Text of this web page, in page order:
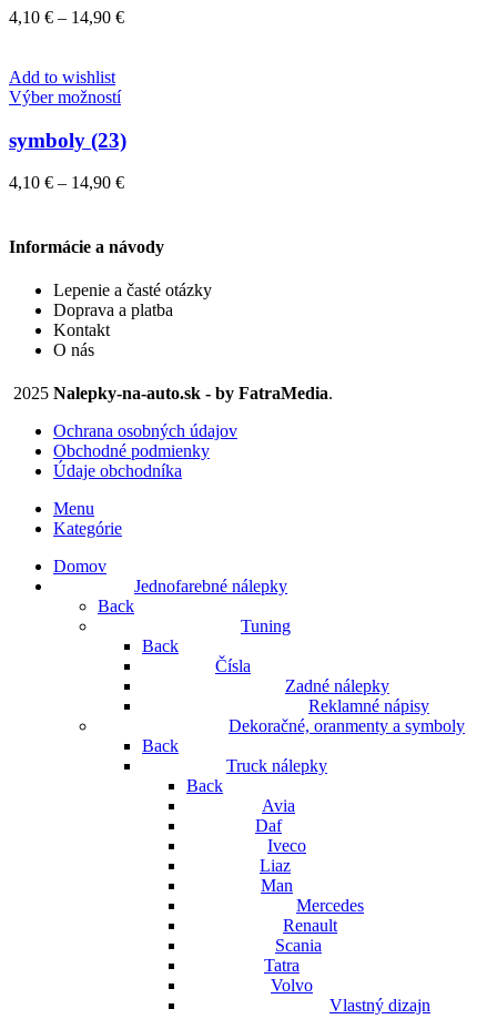
variantov.
vybrať
na
stránke
produktu.
4,10 € – 14,90 €Price
Add to wishlist
Výber možnostíTento
má
viacero
variantov.
vybrať
stránke
produktu.
symboly (23)
4,10 € – 14,90 €Price
through
14,90 €
Informácie a návody
Lepenie a časté otázky
Doprava a platba
Kontakt
O nás
2025 Nalepky-na-auto.sk - by FatraMedia.
Ochrana osobných údajov
Obchodné podmienky
Údaje obchodníka
Menu
Kategórie
Domov
Jednofarebné nálepky
Back
Tuning
Back
Čísla
Zadné nálepky
Reklamné nápisy
Dekoračné, oranmenty a symboly
Back
Truck nálepky
Back
Avia
Daf
Iveco
Liaz
Man
Mercedes
Renault
Scania
Tatra
Volvo
Vlastný dizajn